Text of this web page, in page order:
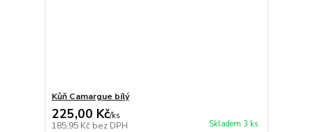
Kůň Camargue bílý
225,00 Kč/ks
185,95 Kč bez DPH Skladem 3 ks